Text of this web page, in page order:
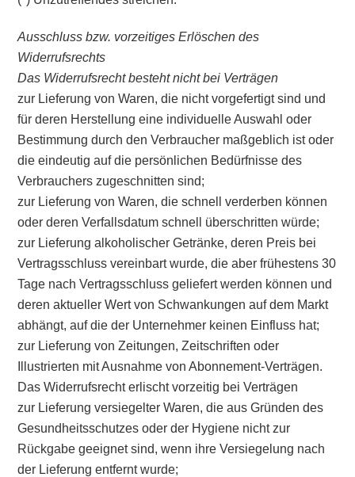
Ausschluss bzw. vorzeitiges Erlöschen des
Widerrufsrechts
Das Widerrufsrecht besteht nicht bei Verträgen
zur Lieferung von Waren, die nicht vorgefertigt sind und
für deren Herstellung eine individuelle Auswahl oder
Bestimmung durch den Verbraucher maßgeblich ist oder
die eindeutig auf die persönlichen Bedürfnisse des
Verbrauchers zugeschnitten sind;
zur Lieferung von Waren, die schnell verderben können
oder deren Verfallsdatum schnell überschritten würde;
zur Lieferung alkoholischer Getränke, deren Preis bei
Vertragsschluss vereinbart wurde, die aber frühestens 30
Tage nach Vertragsschluss geliefert werden können und
deren aktueller Wert von Schwankungen auf dem Markt
abhängt, auf die der Unternehmer keinen Einfluss hat;
zur Lieferung von Zeitungen, Zeitschriften oder
Illustrierten mit Ausnahme von Abonnement-Verträgen.
Das Widerrufsrecht erlischt vorzeitig bei Verträgen
zur Lieferung versiegelter Waren, die aus Gründen des
Gesundheitsschutzes oder der Hygiene nicht zur
Rückgabe geeignet sind, wenn ihre Versiegelung nach
der Lieferung entfernt wurde;